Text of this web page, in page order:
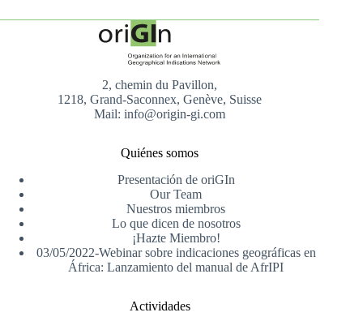
2, chemin du Pavillon,
1218, Grand-Saconnex, Genève, Suisse
Mail: info@origin-gi.com
Quiénes somos
Presentación de oriGIn
Our Team
Nuestros miembros
Lo que dicen de nosotros
¡Hazte Miembro!
03/05/2022-Webinar sobre indicaciones geográficas en
África: Lanzamiento del manual de AfrIPI
Actividades